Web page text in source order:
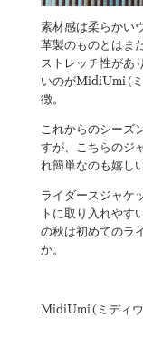
素材感は柔らかい
革製のものとはま
ストレッチ性があ
いのがMidiUmi(ミ
徴。
これからのシーズ
すが、こちらのジ
れ簡単なのも嬉し
ライダースジャケ
トに取り入れやす
の秋は初めてのラ
か。
MidiUmi(ミディ